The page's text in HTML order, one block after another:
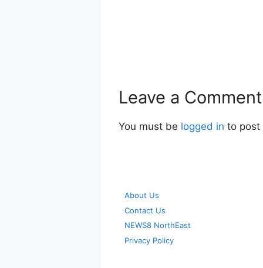
Leave a Comment
You must be logged in to post
About Us
Contact Us
NEWS8 NorthEast
Privacy Policy